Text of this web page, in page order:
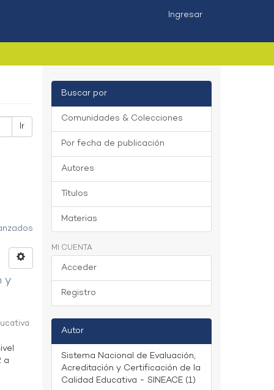
Ingresar
Ir
y
a
Buscar por
Comunidades & Colecciones
Por fecha de publicación
Autores
Títulos
Materias
MI CUENTA
Acceder
Registro
Autor
Sistema Nacional de Evaluación,
Acreditación y Certificación de la
Calidad Educativa - SINEACE (1)